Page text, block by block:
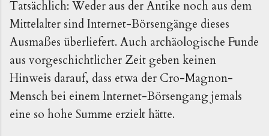
Tatsächlich: Weder aus der Antike noch aus dem
Mittelalter sind Internet-Börsengänge dieses
Ausmaßes überliefert. Auch archäologische Funde
aus vorgeschichtlicher Zeit geben keinen
Hinweis darauf, dass etwa der Cro-Magnon-
Mensch bei einem Internet-Börsengang jemals
eine so hohe Summe erzielt hätte.